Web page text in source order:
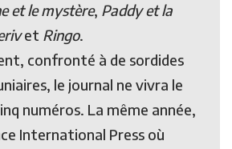
et le mystère, Paddy et la
et Ringo.
confronté à de sordides
le journal ne vivra le
numéros. La même année,
International Press où